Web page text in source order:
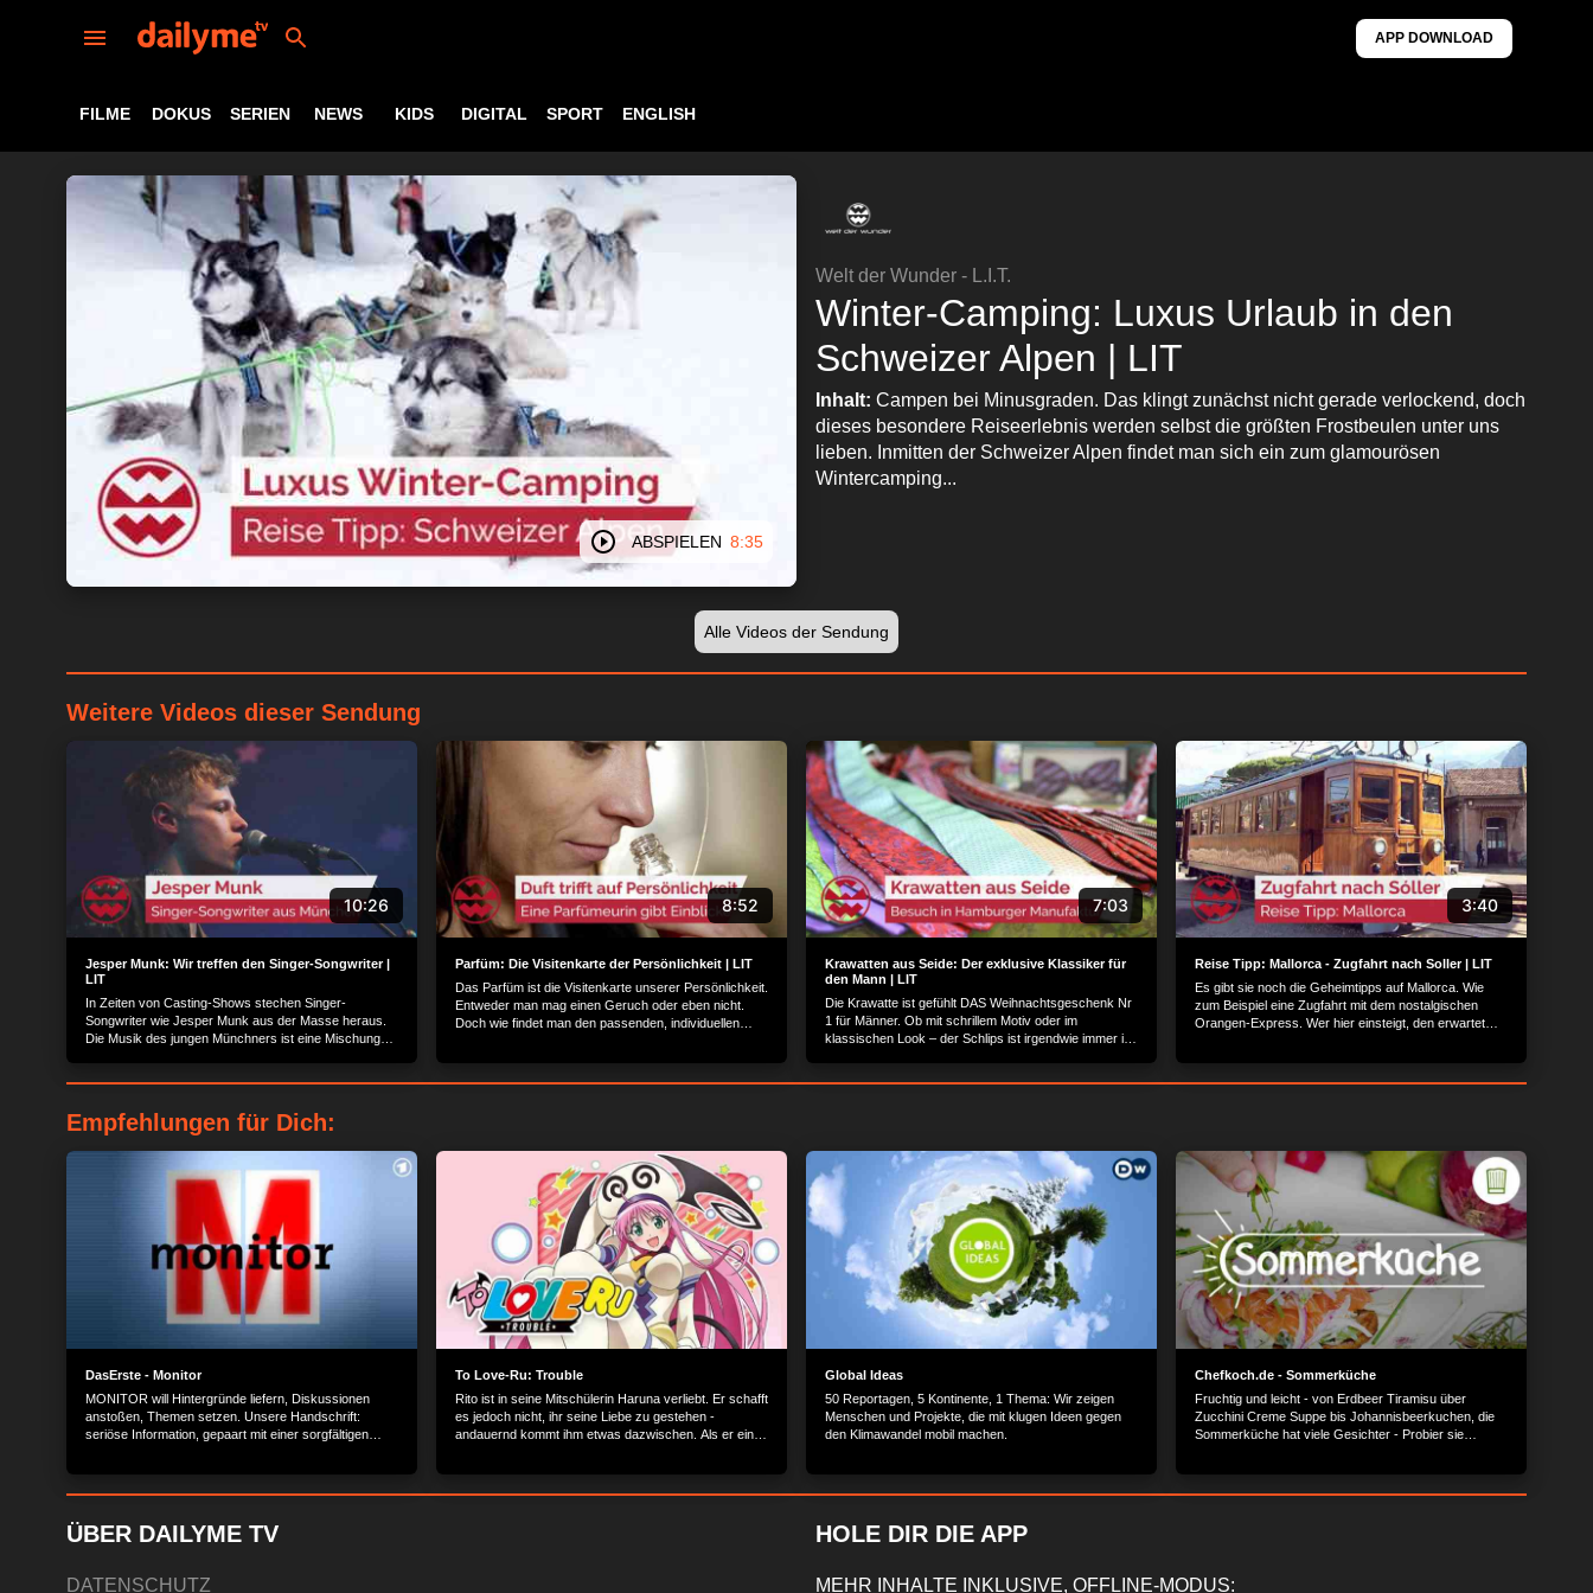
APP DOWNLOAD
FILME DOKUS SERIEN NEWS KIDS DIGITAL SPORT ENGLISH
ABSPIELEN 8:35
Welt der Wunder - L.I.T.
Winter-Camping: Luxus Urlaub in den
Schweizer Alpen | LIT
Inhalt: Campen bei Minusgraden. Das klingt zunächst nicht gerade verlockend, doch
dieses besondere Reiseerlebnis werden selbst die größten Frostbeulen unter uns
lieben. Inmitten der Schweizer Alpen findet man sich ein zum glamourösen
Wintercamping...
Alle Videos der Sendung
Weitere Videos dieser Sendung
10:26
Jesper Munk: Wir treffen den Singer-Songwriter |
LIT
In Zeiten von Casting-Shows stechen Singer-
Songwriter wie Jesper Munk aus der Masse heraus.
Die Musik des jungen Münchners ist eine Mischung
8:52
Parfüm: Die Visitenkarte der Persönlichkeit | LIT
Das Parfüm ist die Visitenkarte unserer Persönlichkeit.
Entweder man mag einen Geruch oder eben nicht.
Doch wie findet man den passenden, individuellen
7:03
Krawatten aus Seide: Der exklusive Klassiker für
den Mann | LIT
Die Krawatte ist gefühlt DAS Weihnachtsgeschenk Nr
1 für Männer. Ob mit schrillem Motiv oder im
klassischen Look – der Schlips ist irgendwie immer in
3:40
Reise Tipp: Mallorca - Zugfahrt nach Soller | LIT
Es gibt sie noch die Geheimtipps auf Mallorca. Wie
zum Beispiel eine Zugfahrt mit dem nostalgischen
Orangen-Express. Wer hier einsteigt, den erwartet
Empfehlungen für Dich:
DasErste - Monitor
MONITOR will Hintergründe liefern, Diskussionen
anstoßen, Themen setzen. Unsere Handschrift:
seriöse Information, gepaart mit einer sorgfältigen
To Love-Ru: Trouble
Rito ist in seine Mitschülerin Haruna verliebt. Er schafft
es jedoch nicht, ihr seine Liebe zu gestehen -
andauernd kommt ihm etwas dazwischen. Als er eines
Global Ideas
50 Reportagen, 5 Kontinente, 1 Thema: Wir zeigen
Menschen und Projekte, die mit klugen Ideen gegen
den Klimawandel mobil machen.
Chefkoch.de - Sommerküche
Fruchtig und leicht - von Erdbeer Tiramisu über
Zucchini Creme Suppe bis Johannisbeerkuchen, die
Sommerküche hat viele Gesichter - Probier sie
ÜBER DAILYME TV
DATENSCHUTZ
HOLE DIR DIE APP
MEHR INHALTE INKLUSIVE, OFFLINE-MODUS: